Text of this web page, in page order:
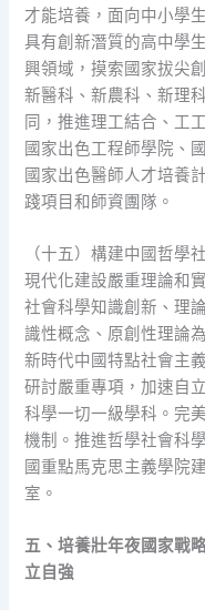
才能培養，面向中小學
具有創新潛質的高中學
興領域，摸索國家拔尖
新醫科、新農科、新理
同，推進理工結合、工
國家出色工程師學院、
國家出色醫師人才培養
踐項目和師資團隊。
（十五）構建中國哲學
現代化建設嚴重理論和
社會科學知識創新、理
識性概念、原創性理論
新時代中國特點社會主
研討嚴重專項，加速自
科學一切一級學科。完
機制。推進哲學社會科
國重點馬克思主義學院
室。
五、培養壯年夜國家戰
立自強